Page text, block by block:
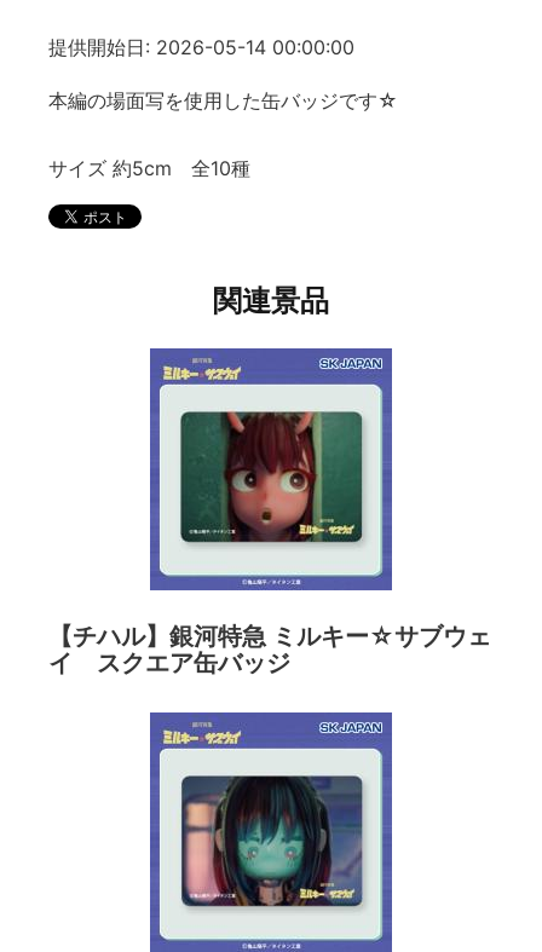
提供開始日: 2026-05-14 00:00:00
本編の場面写を使用した缶バッジです☆
サイズ 約5cm 全10種
関連景品
【チハル】銀河特急 ミルキー☆サブウェ
イ スクエア缶バッジ